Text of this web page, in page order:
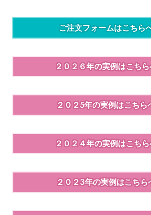
ご注文フォームはこちら
２０２６年の実例はこち
２０２5年の実例はこちら
２０２４年の実例はこち
２０２3年の実例はこちら